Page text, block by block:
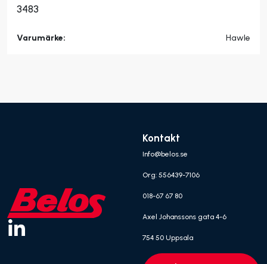
3483
Varumärke: Hawle
Kontakt
Info@belos.se
Org: 556439-7106
018-67 67 80
Axel Johanssons gata 4-6
754 50 Uppsala